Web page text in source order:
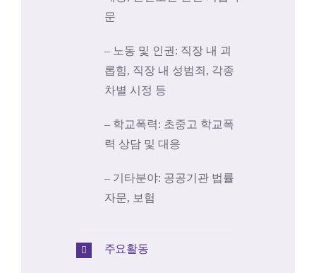
문
– 노동 및 인권: 직장 내 괴
롭힘, 직장 내 성범죄, 각종
차별 시정 등
– 학교폭력: 초중고 학교폭
력 상담 및 대응
– 기타분야: 공공기관 법률
자문, 보험
주요활동